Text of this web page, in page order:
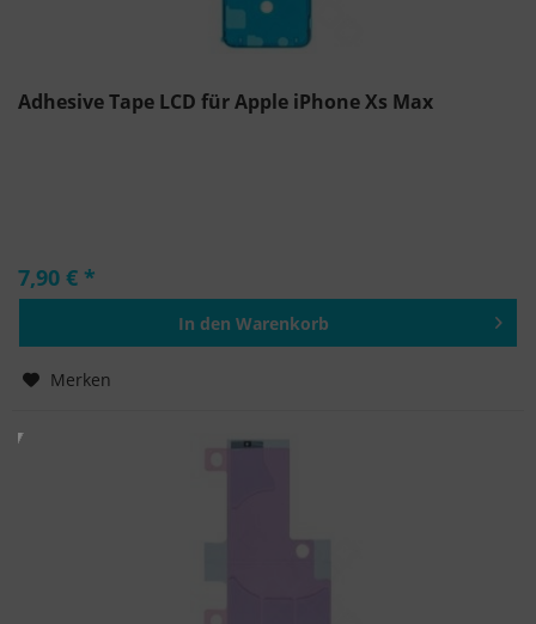
Adhesive Tape LCD für Apple iPhone Xs Max
7,90 € *
In den Warenkorb
Merken